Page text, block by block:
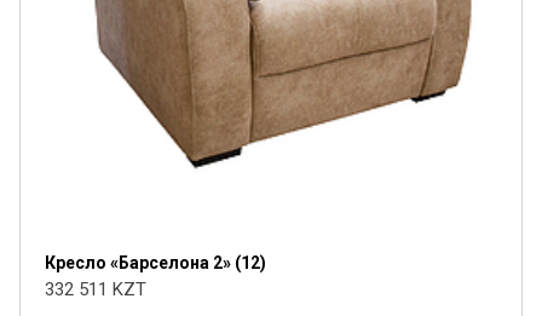
Кресло «Барселона 2» (12)
332 511 KZT